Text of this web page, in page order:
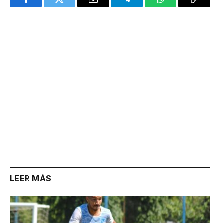
FacebookTwitter Email TelegramWhatsAppCopy
LEER MÁS